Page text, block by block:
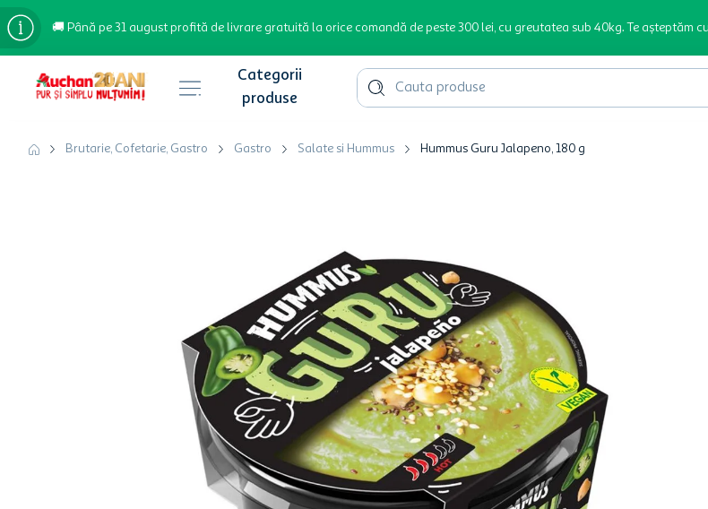
🚚 Până pe 31 august profită de livrare gratuită la orice comandă de peste 300 lei, cu greutatea sub 40kg. Te așteptăm
Cauta produse
cafea boabe
troler
garden star
hartie igienica
one two fun
ciocolata
Brutarie, Cofetarie, Gastro Gastro Salate si Hummus Hummus Guru Jalapeno, 180 g